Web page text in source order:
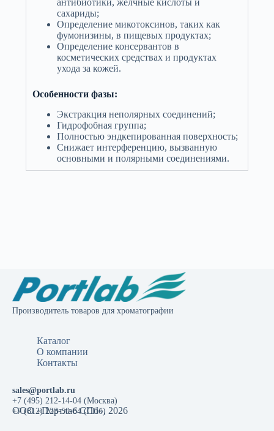
антибиотики, желчные кислоты и
сахариды;
Определение микотоксинов, таких как
фумонизины, в пищевых продуктах;
Определение консервантов в
косметических средствах и продуктах
ухода за кожей.
Особенности фазы:
Экстракция неполярных соединений;
Гидрофобная группа;
Полностью эндкепированная поверхность;
Снижает интерференцию, вызванную
основными и полярными соединениями.
Производитель товаров для хроматографии
Каталог
О компании
Контакты
sales@portlab.ru
+7 (495) 212-14-04 (Москва)
+7 (812) 223-50-64 (СПб)
ООО «Портлаб СПб», 2026